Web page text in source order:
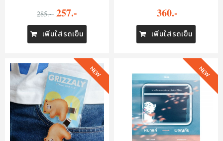
285.- 257.-
เพิ่มใส่รถเข็น
360.-
เพิ่มใส่รถเข็น
NEW NEW